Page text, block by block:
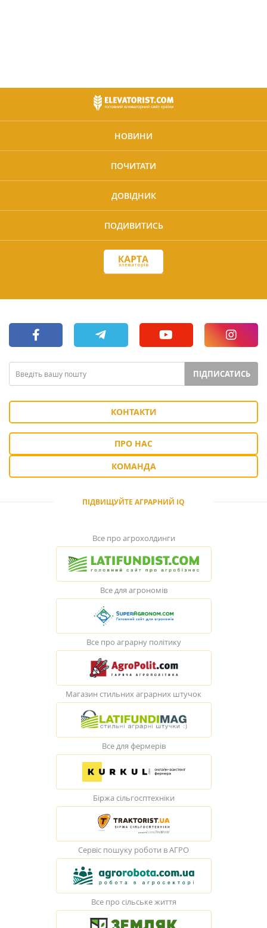
НОВИНИ
ПОЧИТАТИ
ДОВІДНИК
ПОДИВИТИСЬ
ПІДПИСАТИСЬ
КОНТАКТИ
ПРО НАС
КОМАНДА
ПІДВИЩУЙТЕ АГРАРНИЙ IQ
Все про агрохолдинги
Все для агрономів
Все про аграрну політику
Магазин стильних аграрних штучок
Все для фермерів
Біржа сільгосптехніки
Сервіс пошуку роботи в АГРО
Все про сільське життя